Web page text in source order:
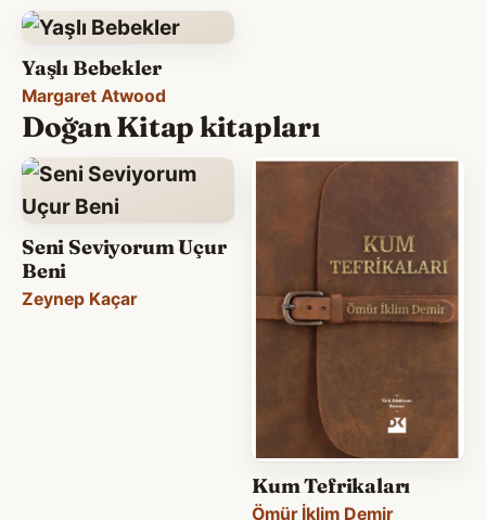
Yaşlı Bebekler
Margaret Atwood
Doğan Kitap kitapları
Seni Seviyorum Uçur
Beni
Zeynep Kaçar
Kum Tefrikaları
Ömür İklim Demir